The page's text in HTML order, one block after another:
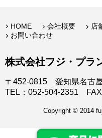
HOME 会社概要 店
お問い合わせ
株式会社フジ・プラ
〒452-0815 愛知県名古
TEL：052-504-2351
Copyright © 2014